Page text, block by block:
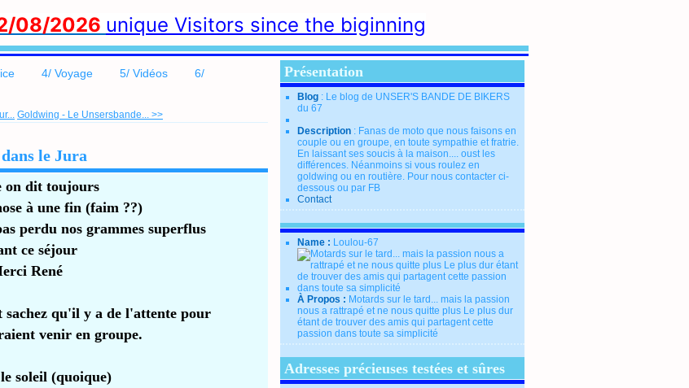
08/2026 unique Visitors since the biginning
4/ Voyage 5/ Vidéos
6/
Goldwing - Le Unsersbande... >>
le Jura
on dit toujours
à une fin (faim ??)
perdu nos grammes superflus
ce séjour
René
sachez qu'il y a de l'attente pour
venir en groupe.
soleil (quoique)
Présentation
Blog : Le blog de UNSER'S BANDE DE BIKERS
du 67
Description : Fanas de moto que nous faisons en
couple ou en groupe, en toute sympathie et fratrie.
En laissant ses soucis à la maison.... oust les
différences. Néanmoins si vous roulez en
goldwing ou en routière. Pour nous contacter ci-
dessous ou par FB
Contact
Name : Loulou-67
À Propos : Motards sur le tard... mais la passion
nous a rattrapé et ne nous quitte plus Le plus dur
étant de trouver des amis qui partagent cette
passion dans toute sa simplicité
Adresses précieuses testées et sûres